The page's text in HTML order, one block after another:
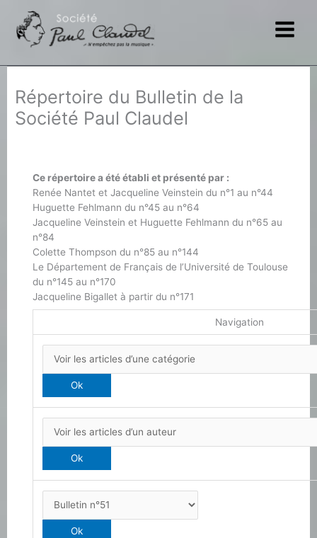
contenu
Répertoire du Bulletin de la
Société Paul Claudel
Ce répertoire a été établi et présenté par :
Renée Nantet et Jacqueline Veinstein du n°1 au n°44
Huguette Fehlmann du n°45 au n°64
Jacqueline Veinstein et Huguette Fehlmann du n°65 au
n°84
Colette Thompson du n°85 au n°144
Le Département de Français de l’Université de Toulouse
du n°145 au n°170
Jacqueline Bigallet à partir du n°171
Navigation